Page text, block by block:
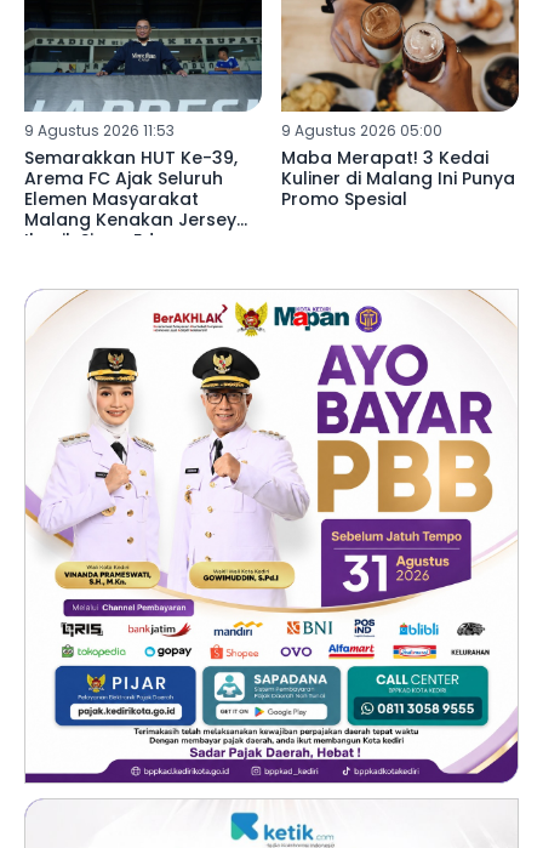
9 Agustus 2026 11:53
Semarakkan HUT Ke-39,
Arema FC Ajak Seluruh
Elemen Masyarakat
Malang Kenakan Jersey
Ikonik Singo Edan
9 Agustus 2026 05:00
Maba Merapat! 3 Kedai
Kuliner di Malang Ini Punya
Promo Spesial